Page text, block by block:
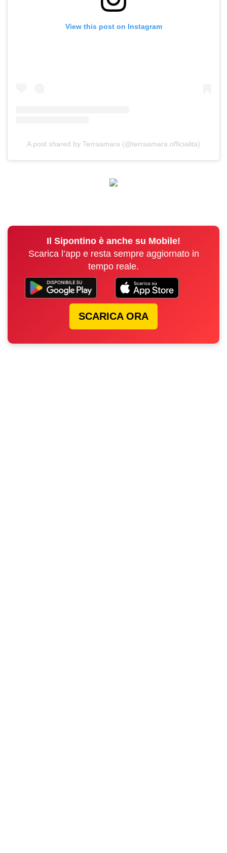
View this post on Instagram
A post shared by Terraamara (@terraamara.officialita)
Il Sipontino è anche su Mobile!
Scarica l’app e resta sempre aggiornato in
tempo reale.
SCARICA ORA